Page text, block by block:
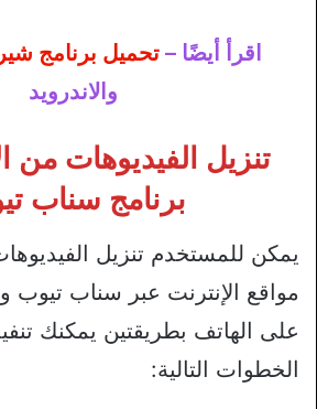
اقرأ أيضًا –تحميل برنامج
والاندرويد
تنزيل الفيديوهات من
برنامج سناب
يمكن للمستخدم تنزيل
مواقع الإنترنت عبر سناب تيوب
على الهاتف بطريقتين يمكنك
الخطوات التالية: